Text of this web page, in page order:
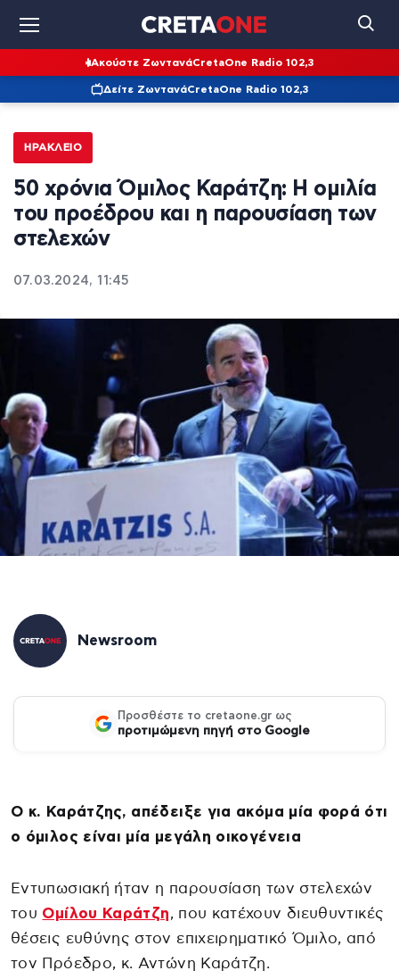
Ακούστε ΖωντανάCretaOne Radio 102,3
Δείτε ΖωντανάCretaOne Radio 102,3
ΗΡΆΚΛΕΙΟ
50 χρόνια Όμιλος Καράτζη: Η ομιλία
του προέδρου και η παρουσίαση των
στελεχών
07.03.2024, 11:45
Newsroom
Προσθέστε το cretaone.gr ως
προτιμώμενη πηγή στο Google
Ο κ. Καράτζης, απέδειξε για ακόμα μία φορά ότι
ο όμιλος είναι μία μεγάλη οικογένεια
Εντυπωσιακή ήταν η παρουσίαση των στελεχών
του Ομίλου Καράτζη, που κατέχουν διευθυντικές
θέσεις ευθύνης στον επιχειρηματικό Όμιλο, από
τον Πρόεδρο, κ. Αντώνη Καράτζη.